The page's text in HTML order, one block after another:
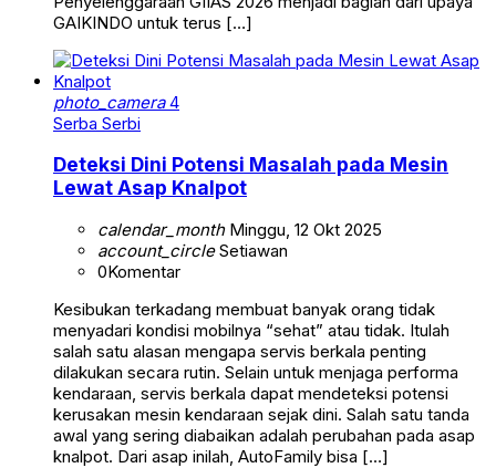
GAIKINDO untuk terus […]
photo_camera4
Serba Serbi
Deteksi Dini Potensi Masalah pada Mesin
Lewat Asap Knalpot
calendar_monthMinggu, 12 Okt 2025
account_circleSetiawan
0Komentar
Kesibukan terkadang membuat banyak orang tidak
menyadari kondisi mobilnya “sehat” atau tidak. Itulah
salah satu alasan mengapa servis berkala penting
dilakukan secara rutin. Selain untuk menjaga performa
kendaraan, servis berkala dapat mendeteksi potensi
kerusakan mesin kendaraan sejak dini. Salah satu tanda
awal yang sering diabaikan adalah perubahan pada asap
knalpot. Dari asap inilah, AutoFamily bisa […]